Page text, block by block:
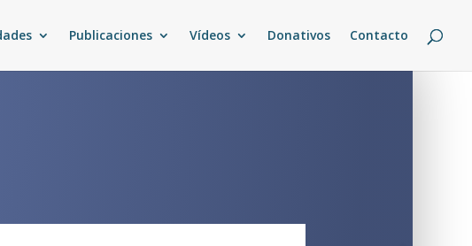
Publicaciones Vídeos Donativos Contacto